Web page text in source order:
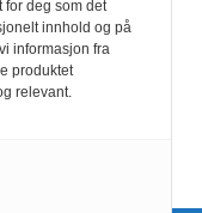
deg som det
innhold og på
informasjon fra
produktet
relevant.